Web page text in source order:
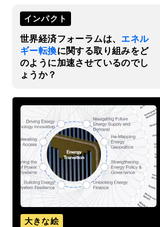
インパクト
世界経済フォーラムは、 エネル
ギー転換に関する取り組みをど
のように加速させているのでし
ょうか？
大きな絵